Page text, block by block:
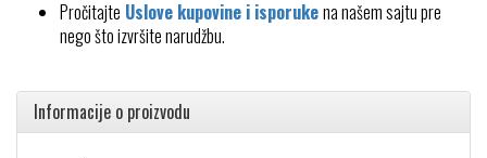
Pročitajte Uslove kupovine i isporukena našem sajtu pre
nego što izvršite narudžbu.
Informacije o proizvodu